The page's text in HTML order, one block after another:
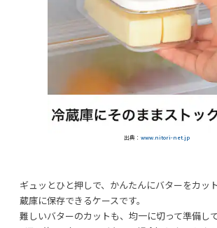
出典： www.nitori-net.jp
ギュッとひと押しで、かんたんにバターをカッ
蔵庫に保存できるケースです。
難しいバターのカットも、均一に切って準備し